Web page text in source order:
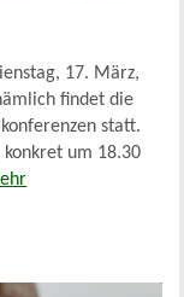
17. März,
findet die
statt.
konkret um 18.30